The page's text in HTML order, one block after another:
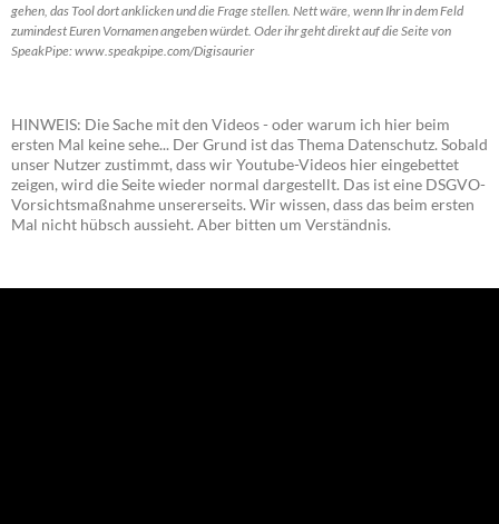
gehen, das Tool dort anklicken und die Frage stellen. Nett wäre, wenn Ihr in dem Feld
zumindest Euren Vornamen angeben würdet. Oder ihr geht direkt auf die Seite von
SpeakPipe: www.speakpipe.com/Digisaurier
HINWEIS: Die Sache mit den Videos - oder warum ich hier beim
ersten Mal keine sehe... Der Grund ist das Thema Datenschutz. Sobald
unser Nutzer zustimmt, dass wir Youtube-Videos hier eingebettet
zeigen, wird die Seite wieder normal dargestellt. Das ist eine DSGVO-
Vorsichtsmaßnahme unsererseits. Wir wissen, dass das beim ersten
Mal nicht hübsch aussieht. Aber bitten um Verständnis.